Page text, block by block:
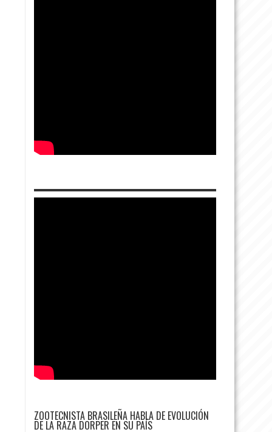
ZOOTECNISTA BRASILEÑA HABLA DE EVOLUCIÓN
DE LA RAZA DORPER EN SU PAÍS